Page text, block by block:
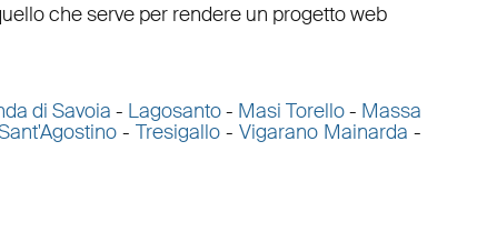
che serve per rendere un progetto web
di Savoia - Lagosanto- Masi Torello- Massa
- Tresigallo-Vigarano Mainarda -